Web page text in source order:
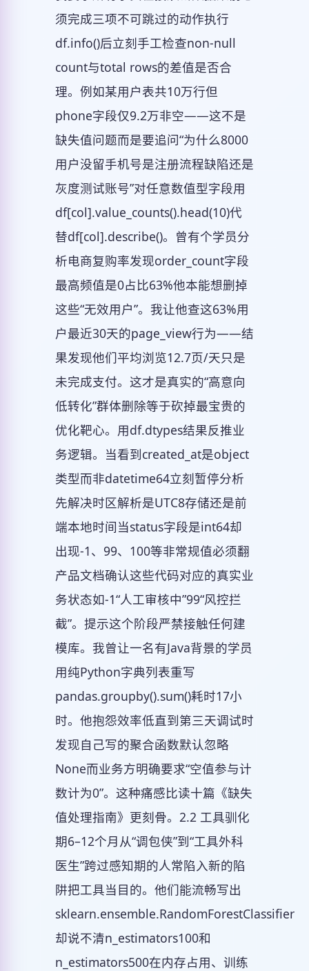
须完成三项不可跳过的动作执行
df.info()后立刻手工检查non-null
count与total rows的差值是否合
理。例如某用户表共10万行但
phone字段仅9.2万非空——这不是
缺失值问题而是要追问“为什么8000
用户没留手机号是注册流程缺陷还是
灰度测试账号”对任意数值型字段用
df[col].value_counts().head(10)代
替df[col].describe()。曾有个学员分
析电商复购率发现order_count字段
最高频值是0占比63%他本能想删掉
这些“无效用户”。我让他查这63%用
户最近30天的page_view行为——结
果发现他们平均浏览12.7页/天只是
未完成支付。这才是真实的“高意向
低转化”群体删除等于砍掉最宝贵的
优化靶心。用df.dtypes结果反推业
务逻辑。当看到created_at是object
类型而非datetime64立刻暂停分析
先解决时区解析是UTC8存储还是前
端本地时间当status字段是int64却
出现-1、99、100等非常规值必须翻
产品文档确认这些代码对应的真实业
务状态如-1“人工审核中”99“风控拦
截”。提示这个阶段严禁接触任何建
模库。我曾让一名有Java背景的学员
用纯Python字典列表重写
pandas.groupby().sum()耗时17小
时。他抱怨效率低直到第三天调试时
发现自己写的聚合函数默认忽略
None而业务方明确要求“空值参与计
数计为0”。这种痛感比读十篇《缺失
值处理指南》更刻骨。2.2 工具驯化
期6–12个月从“调包侠”到“工具外科
医生”跨过感知期的人常陷入新的陷
阱把工具当目的。他们能流畅写出
sklearn.ensemble.RandomForestClassifier
却说不清n_estimators100和
n_estimators500在内存占用、训练